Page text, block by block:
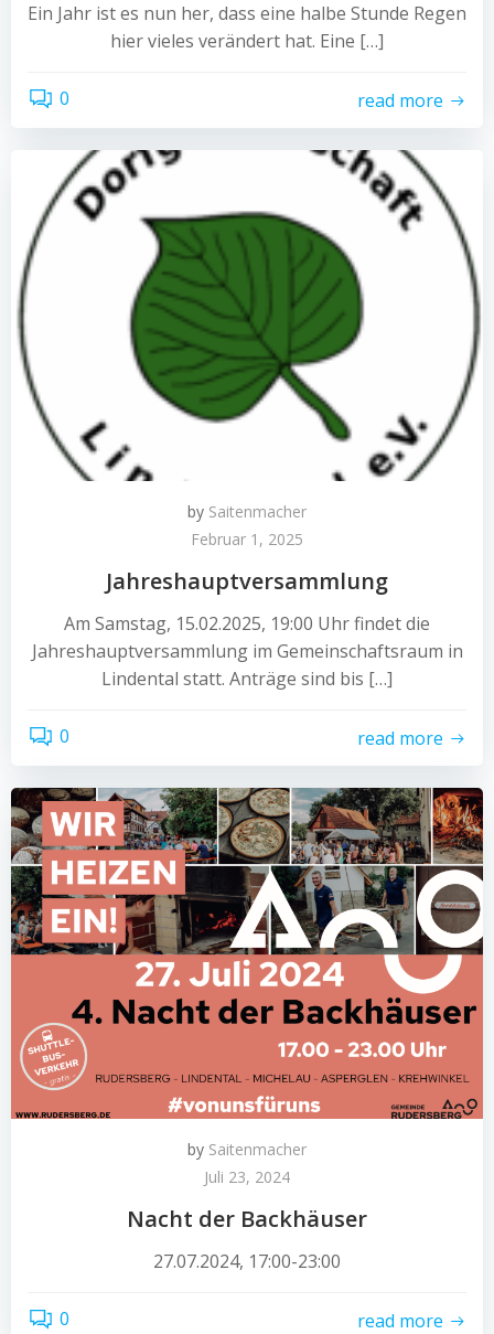
Ein Jahr ist es nun her, dass eine halbe Stunde Regen
hier vieles verändert hat. Eine […]
0 read more
by Saitenmacher
Februar 1, 2025
Jahreshauptversammlung
Am Samstag, 15.02.2025, 19:00 Uhr findet die
Jahreshauptversammlung im Gemeinschaftsraum in
Lindental statt. Anträge sind bis […]
0 read more
by Saitenmacher
Juli 23, 2024
Nacht der Backhäuser
27.07.2024, 17:00-23:00
0 read more